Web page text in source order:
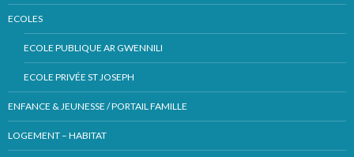
ECOLES
ECOLE PUBLIQUE AR GWENNILI
ECOLE PRIVÉE ST JOSEPH
ENFANCE & JEUNESSE / PORTAIL FAMILLE
LOGEMENT – HABITAT